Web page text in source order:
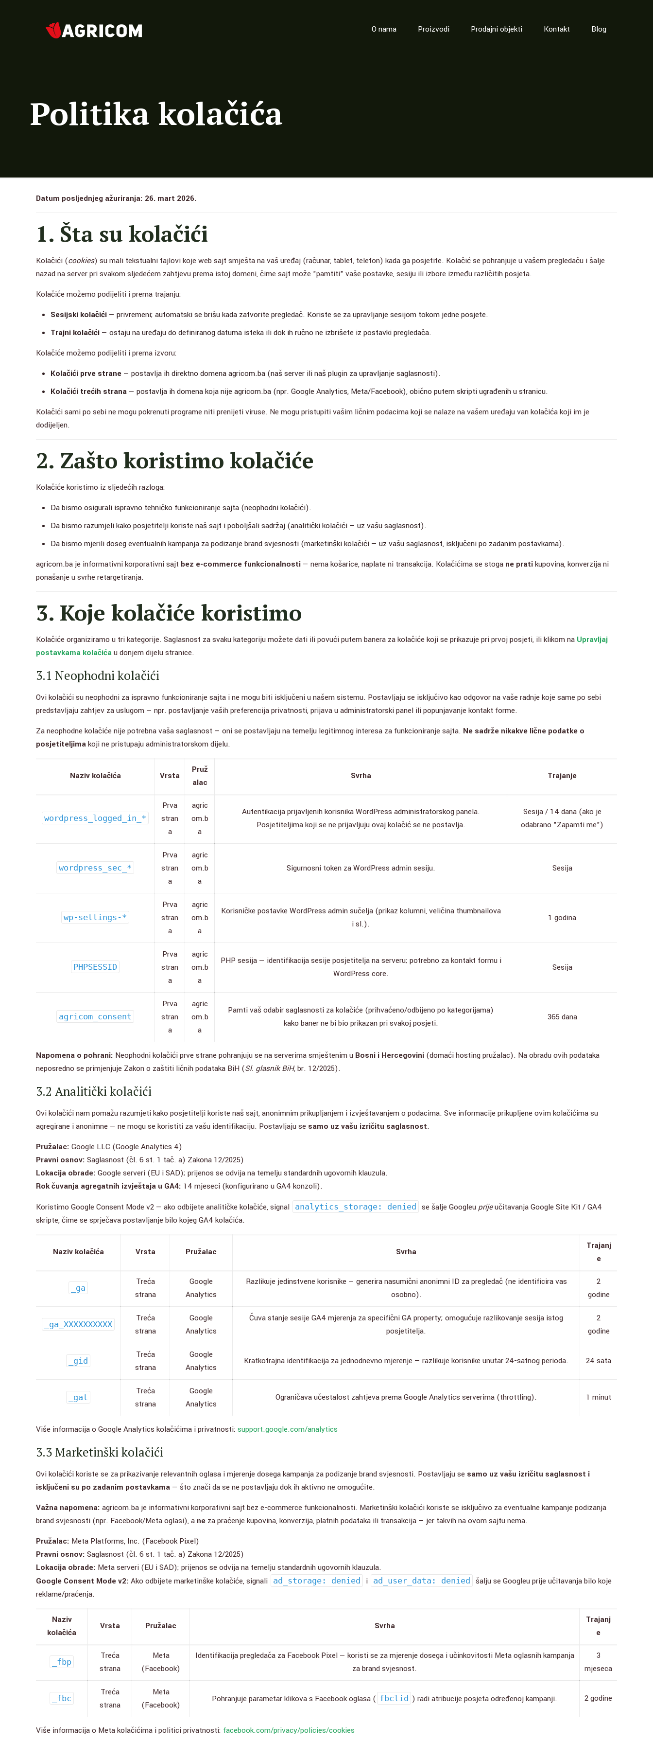
O nama Proizvodi Prodajni objekti Kontakt Blog
Politika kolačića
Datum posljednjeg ažuriranja: 26. mart 2026.
1. Šta su kolačići
Kolačići (cookies) su mali tekstualni fajlovi koje web sajt smješta na vaš uređaj (računar, tablet, telefon) kada ga posjetite. Kolačić se pohranjuje u vašem pregledaču i šalje
nazad na server pri svakom sljedećem zahtjevu prema istoj domeni, čime sajt može "pamtiti" vaše postavke, sesiju ili izbore između različitih posjeta.
Kolačiće možemo podijeliti i prema trajanju:
Sesijski kolačići — privremeni; automatski se brišu kada zatvorite pregledač. Koriste se za upravljanje sesijom tokom jedne posjete.
Trajni kolačići — ostaju na uređaju do definiranog datuma isteka ili dok ih ručno ne izbrišete iz postavki pregledača.
Kolačiće možemo podijeliti i prema izvoru:
Kolačići prve strane — postavlja ih direktno domena agricom.ba (naš server ili naš plugin za upravljanje saglasnosti).
Kolačići trećih strana — postavlja ih domena koja nije agricom.ba (npr. Google Analytics, Meta/Facebook), obično putem skripti ugrađenih u stranicu.
Kolačići sami po sebi ne mogu pokrenuti programe niti prenijeti viruse. Ne mogu pristupiti vašim ličnim podacima koji se nalaze na vašem uređaju van kolačića koji im je
dodijeljen.
2. Zašto koristimo kolačiće
Kolačiće koristimo iz sljedećih razloga:
Da bismo osigurali ispravno tehničko funkcioniranje sajta (neophodni kolačići).
Da bismo razumjeli kako posjetitelji koriste naš sajt i poboljšali sadržaj (analitički kolačići — uz vašu saglasnost).
Da bismo mjerili doseg eventualnih kampanja za podizanje brand svjesnosti (marketinški kolačići — uz vašu saglasnost, isključeni po zadanim postavkama).
agricom.ba je informativni korporativni sajt bez e-commerce funkcionalnosti — nema košarice, naplate ni transakcija. Kolačićima se stoga ne pratikupovina, konverzija ni
ponašanje u svrhe retargetiranja.
3. Koje kolačiće koristimo
Kolačiće organiziramo u tri kategorije. Saglasnost za svaku kategoriju možete dati ili povući putem banera za kolačiće koji se prikazuje pri prvoj posjeti, ili klikom na Upravljaj
postavkama kolačićau donjem dijelu stranice.
3.1 Neophodni kolačići
Ovi kolačići su neophodni za ispravno funkcioniranje sajta i ne mogu biti isključeni u našem sistemu. Postavljaju se isključivo kao odgovor na vaše radnje koje same po sebi
predstavljaju zahtjev za uslugom — npr. postavljanje vaših preferencija privatnosti, prijava u administratorski panel ili popunjavanje kontakt forme.
Za neophodne kolačiće nije potrebna vaša saglasnost — oni se postavljaju na temelju legitimnog interesa za funkcioniranje sajta. Ne sadrže nikakve lične podatke o
posjetiteljimakoji ne pristupaju administratorskom dijelu.
Naziv kolačića Vrsta
Pruž
alac
Svrha Trajanje
wordpress_logged_in_*
Prva
stran
a
agric
om.b
a
Autentikacija prijavljenih korisnika WordPress administratorskog panela.
Posjetiteljima koji se ne prijavljuju ovaj kolačić se ne postavlja.
Sesija / 14 dana (ako je
odabrano "Zapamti me")
wordpress_sec_*
Prva
stran
a
agric
om.b
a
Sigurnosni token za WordPress admin sesiju. Sesija
wp-settings-*
Prva
stran
a
agric
om.b
a
Korisničke postavke WordPress admin sučelja (prikaz kolumni, veličina thumbnailova
i sl.).
1 godina
PHPSESSID
Prva
stran
a
agric
om.b
a
PHP sesija — identifikacija sesije posjetitelja na serveru; potrebno za kontakt formu i
WordPress core.
Sesija
agricom_consent
Prva
stran
a
agric
om.b
a
Pamti vaš odabir saglasnosti za kolačiće (prihvaćeno/odbijeno po kategorijama)
kako baner ne bi bio prikazan pri svakoj posjeti.
365 dana
Napomena o pohrani: Neophodni kolačići prve strane pohranjuju se na serverima smještenim u Bosni i Hercegovini (domaći hosting pružalac). Na obradu ovih podataka
neposredno se primjenjuje Zakon o zaštiti ličnih podataka BiH (Sl. glasnik BiH, br. 12/2025).
3.2 Analitički kolačići
Ovi kolačići nam pomažu razumjeti kako posjetitelji koriste naš sajt, anonimnim prikupljanjem i izvještavanjem o podacima. Sve informacije prikupljene ovim kolačićima su
agregirane i anonimne — ne mogu se koristiti za vašu identifikaciju. Postavljaju se samo uz vašu izričitu saglasnost.
Pružalac: Google LLC (Google Analytics 4)
Pravni osnov: Saglasnost (čl. 6 st. 1 tač. a) Zakona 12/2025)
Lokacija obrade: Google serveri (EU i SAD); prijenos se odvija na temelju standardnih ugovornih klauzula.
Rok čuvanja agregatnih izvještaja u GA4: 14 mjeseci (konfigurirano u GA4 konzoli).
Koristimo Google Consent Mode v2 — ako odbijete analitičke kolačiće, signal analytics_storage: denied se šalje Googleu prijeučitavanja Google Site Kit / GA4
skripte, čime se sprječava postavljanje bilo kojeg GA4 kolačića.
Naziv kolačića Vrsta Pružalac Svrha
Trajanj
e
_ga
Treća
strana
Google
Analytics
Razlikuje jedinstvene korisnike — generira nasumični anonimni ID za pregledač (ne identificira vas
osobno).
2
godine
_ga_XXXXXXXXXX
Treća
strana
Google
Analytics
Čuva stanje sesije GA4 mjerenja za specifični GA property; omogućuje razlikovanje sesija istog
posjetitelja.
2
godine
_gid
Treća
strana
Google
Analytics
Kratkotrajna identifikacija za jednodnevno mjerenje — razlikuje korisnike unutar 24-satnog perioda. 24 sata
_gat
Treća
strana
Google
Analytics
Ograničava učestalost zahtjeva prema Google Analytics serverima (throttling). 1 minut
Više informacija o Google Analytics kolačićima i privatnosti: support.google.com/analytics
3.3 Marketinški kolačići
Ovi kolačići koriste se za prikazivanje relevantnih oglasa i mjerenje dosega kampanja za podizanje brand svjesnosti. Postavljaju se samo uz vašu izričitu saglasnost i
isključeni su po zadanim postavkama — što znači da se ne postavljaju dok ih aktivno ne omogućite.
Važna napomena: agricom.ba je informativni korporativni sajt bez e-commerce funkcionalnosti. Marketinški kolačići koriste se isključivo za eventualne kampanje podizanja
brand svjesnosti (npr. Facebook/Meta oglasi), a ne za praćenje kupovina, konverzija, platnih podataka ili transakcija — jer takvih na ovom sajtu nema.
Pružalac: Meta Platforms, Inc. (Facebook Pixel)
Pravni osnov: Saglasnost (čl. 6 st. 1 tač. a) Zakona 12/2025)
Lokacija obrade: Meta serveri (EU i SAD); prijenos se odvija na temelju standardnih ugovornih klauzula.
Google Consent Mode v2: Ako odbijete marketinške kolačiće, signali ad_storage: denied i ad_user_data: denied
šalju se Googleu prije učitavanja bilo koje
reklame/praćenja.
Naziv
kolačića
Vrsta Pružalac Svrha
Trajanj
e
_fbp
Treća
strana
Meta
(Facebook)
Identifikacija pregledača za Facebook Pixel — koristi se za mjerenje dosega i učinkovitosti Meta oglasnih kampanja
za brand svjesnost.
3
mjeseca
_fbc
Treća
strana
Meta
(Facebook)
Pohranjuje parametar klikova s Facebook oglasa ( fbclid ) radi atribucije posjeta određenoj kampanji. 2 godine
Više informacija o Meta kolačićima i politici privatnosti: facebook.com/privacy/policies/cookies